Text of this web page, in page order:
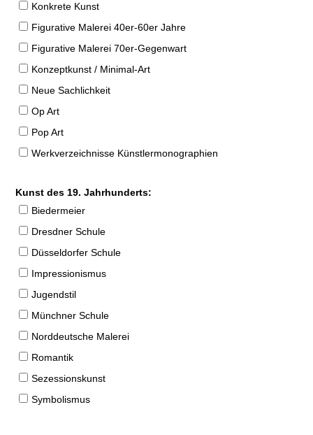
Konkrete Kunst
Figurative Malerei 40er-60er Jahre
Figurative Malerei 70er-Gegenwart
Konzeptkunst / Minimal-Art
Neue Sachlichkeit
Op Art
Pop Art
Werkverzeichnisse Künstlermonographien
Kunst des 19. Jahrhunderts:
Biedermeier
Dresdner Schule
Düsseldorfer Schule
Impressionismus
Jugendstil
Münchner Schule
Norddeutsche Malerei
Romantik
Sezessionskunst
Symbolismus